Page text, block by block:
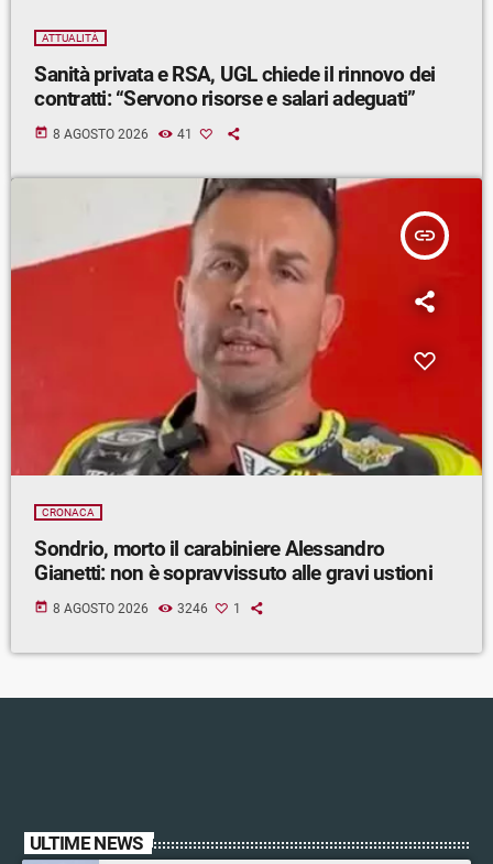
ATTUALITÀ
Sanità privata e RSA, UGL chiede il rinnovo dei
contratti: “Servono risorse e salari adeguati”
today 8 AGOSTO 2026 41
insert_link
CRONACA
Sondrio, morto il carabiniere Alessandro
Gianetti: non è sopravvissuto alle gravi ustioni
today 8 AGOSTO 2026 3246 1
ULTIME NEWS